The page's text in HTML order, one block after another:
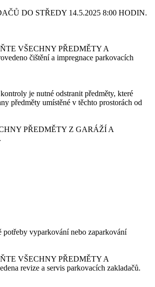
DO STŘEDY 14.5.2025 8:00 HODIN.
VŠECHNY PŘEDMĚTY A
čištění a impregnace parkovacích
je nutné odstranit předměty, které
předměty umístěné v těchto prostorách od
PŘEDMĚTY Z GARÁŽÍ A
vyparkování nebo zaparkování
VŠECHNY PŘEDMĚTY A
revize a servis parkovacích zakladačů.